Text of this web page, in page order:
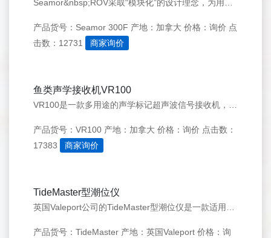
产品货号：Seamor 300F 产地：加拿大 价格：询价 点
击数：12731
商家询价
鱼类声学接收机VR100
产品货号：VR100 产地：加拿大 价格：询价 点击数：
17383
商家询价
TideMaster型潮位仪
产品货号：TideMaster 产地：英国Valeport 价格：询